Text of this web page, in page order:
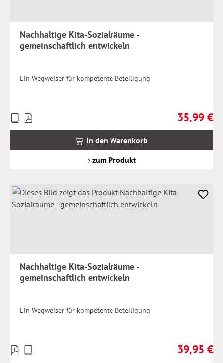
Nachhaltige Kita-Sozialräume -
gemeinschaftlich entwickeln
Ein Wegweiser für kompetente Beteiligung
Regulärer
35,99 €
Preise
inkl.
In den Warenkorb
zum Produkt
Nachhaltige Kita-Sozialräume -
gemeinschaftlich entwickeln
Ein Wegweiser für kompetente Beteiligung
Regulärer
39,95 €
Preise
inkl.